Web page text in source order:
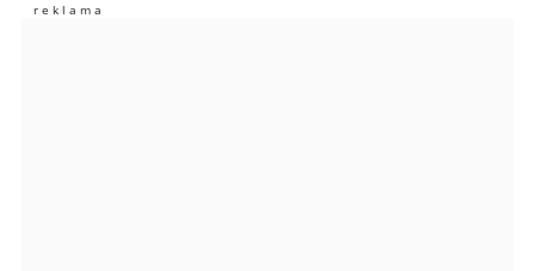
Imię (Wymagane)